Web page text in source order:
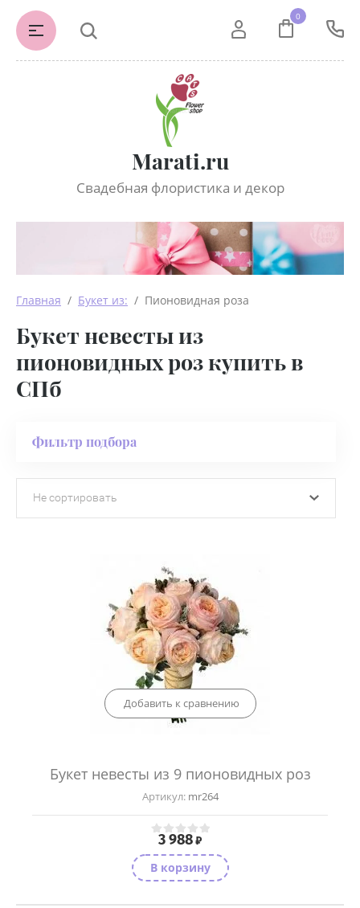
Marati.ru
Свадебная флористика и декор
0
Главная
  /
Букет из:
  /  Пионовидная роза
Букет невесты из
пионовидных роз купить в
СПб
Фильтр подбора
Не сортировать
Добавить к сравнению
Букет невесты из 9 пионовидных роз
Артикул:mr264
3 988₽
В корзину